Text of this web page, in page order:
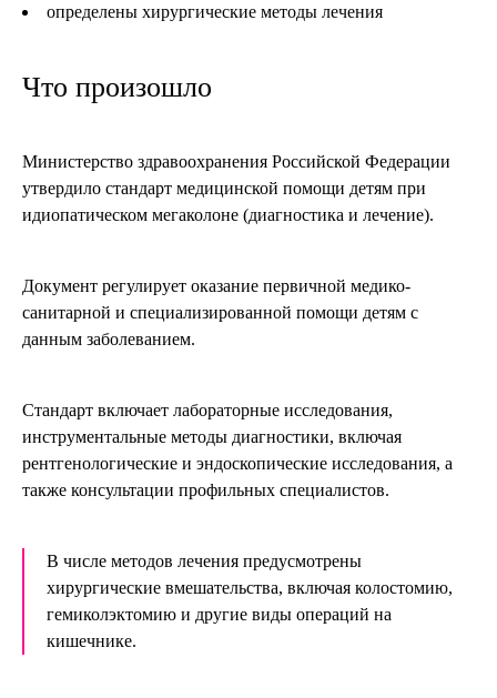
определены хирургические методы лечения
Что произошло
Министерство здравоохранения Российской Федерации
утвердило стандарт медицинской помощи детям при
идиопатическом мегаколоне (диагностика и лечение).
Документ регулирует оказание первичной медико-
санитарной и специализированной помощи детям с
данным заболеванием.
Стандарт включает лабораторные исследования,
инструментальные методы диагностики, включая
рентгенологические и эндоскопические исследования, а
также консультации профильных специалистов.
В числе методов лечения предусмотрены
хирургические вмешательства, включая колостомию,
гемиколэктомию и другие виды операций на
кишечнике.